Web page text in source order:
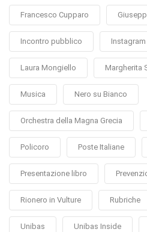
Francesco Cupparo
Incontro pubblico Instagram
Laura Mongiello Margherita
Musica Nero su Bianco
Orchestra della Magna Grecia
Policoro Poste Italiane
Presentazione libro
Rionero in Vulture Rubriche
Unibas Unibas Inside